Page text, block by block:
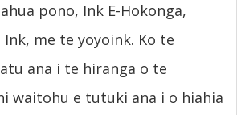
pono, Ink E-Hokonga,
me te yoyoink. Ko te
ana i te hiranga o te
waitohu e tutuki ana i o hiahia